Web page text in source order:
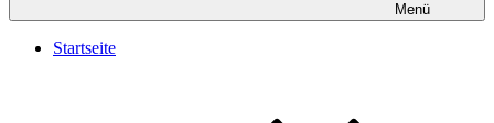
Menü
Startseite